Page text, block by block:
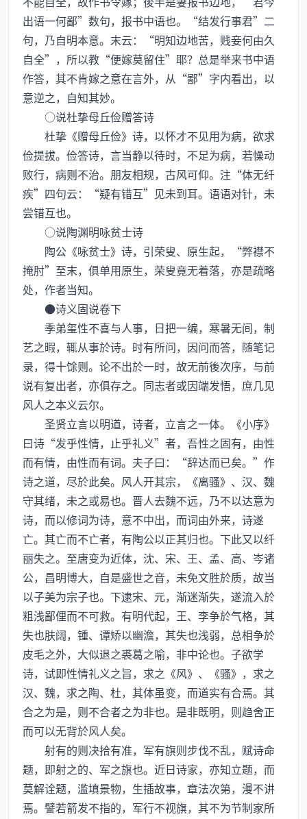
出语一何鄙”数句，报书中语也。“结发行事君”二
句，乃自明本意。末云：“明知边地苦，贱妾何由久
自全”，所以教“便嫁莫留住”耶？总是举来书中语
作答，其不肯嫁之意在言外，从“鄙”字内看出，以
意逆之，自知其妙。
○说杜挚母丘俭赠答诗
杜挚《赠母丘俭》诗，以怀才不见用为病，欲求
俭提拔。俭答诗，言当静以待时，不足为病，若懆动
败行，病则不治。朋友相规，古风可仰。注“体无纤
疾”四句云：“疑有错互”见未到耳。语语对针，未
尝错互也。
○说陶渊明咏贫士诗
陶公《咏贫士》诗，引荣叟、原生起，“弊襟不
掩肘”至末，俱单用原生，荣叟竟无着落，亦是疏略
处，作者当知。
●诗义固说卷下
季弟玺性不喜与人事，日把一编，寒暑无间，制
艺之暇，辄从事於诗。时有所问，因问而答，随笔记
录，得十馀则。论不出於一时，故无前後次序，与前
说有复出者，亦俱存之。同志者或因端发悟，庶几见
风人之本义云尔。
圣贤立言以明道，诗者，立言之一体。《小序》
曰诗“发乎性情，止乎礼义”者，吾性之固有，由性
而有情，由性而有词。夫子曰：“辞达而已矣。”作
诗之道，尽於此矣。风人开其宗，《离骚》、汉、魏
守其绪，未之或易也。晋人去魏不远，乃不以达意为
诗，而以修词为诗，意不中出，而词由外来，诗遂
亡。其亡而不亡者，有陶公以正其归也。下此又以纤
丽失之。至唐变为近体，沈、宋、王、孟、高、岑诸
公，昌明博大，自是盛世之音，未免文胜於质，故当
以子美为宗子也。下逮宋、元，渐迷渐失，遂流入於
粗浅鄙俚而不可救。有明代起，王、李争於气格，其
失也肤阔，锺、谭矫以幽澹，其失也浅弱，总相争於
皮毛之外，大似退之裘葛之喻，非中论也。子欲学
诗，试即性情礼义之旨，求之《风》、《骚》，求之
汉、魏，求之陶、杜，其体虽变，而道实有合焉。其
合之为是，则不合者之为非也。是非既明，则趋舍正
而可以无背於风人矣。
射有的则决拾有准，军有旗则步伐不乱，赋诗命
题，即射之的、军之旗也。近日诗家，亦知立题，而
莫解诠题，滥填景物，生插故事，章法次第，漫不讲
焉。譬若箭发不指的，军行不视旗，其不为节制家所